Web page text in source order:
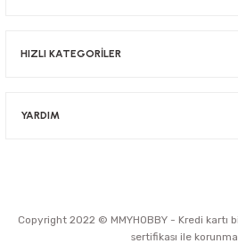
HIZLI KATEGORİLER
YARDIM
Copyright 2022 © MMYHOBBY - Kredi kartı
sertifikası ile